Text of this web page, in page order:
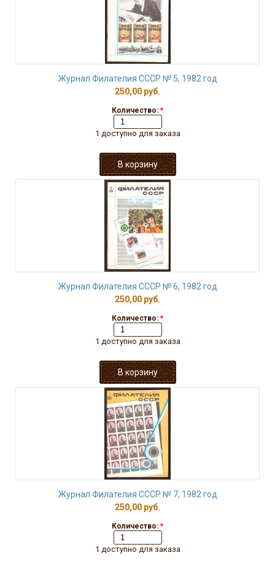
Журнал Филателия СССР № 5, 1982 год
250,00 руб.
Количество: *
1 доступно для заказа
Журнал Филателия СССР № 6, 1982 год
250,00 руб.
Количество: *
1 доступно для заказа
Журнал Филателия СССР № 7, 1982 год
250,00 руб.
Количество: *
1 доступно для заказа